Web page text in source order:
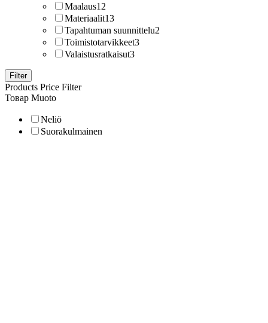
Maalaus12
Materiaalit13
Tapahtuman suunnittelu2
Toimistotarvikkeet3
Valaistusratkaisut3
Filter
Products Price Filter
Товар Muoto
Neliö
Suorakulmainen